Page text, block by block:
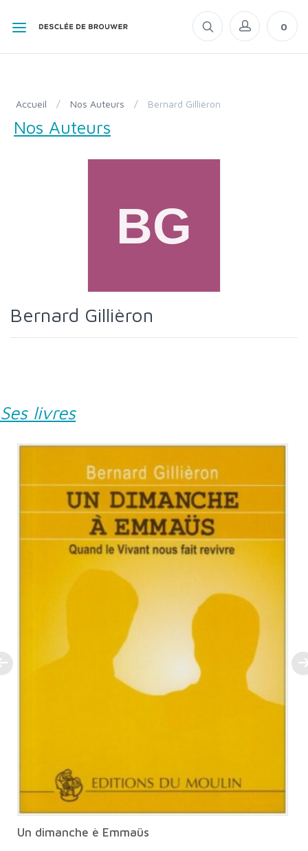
0
Accueil / Nos Auteurs / Bernard Gillièron
Nos Auteurs
Bernard Gillièron
Ses livres
Un dimanche è Emmaüs